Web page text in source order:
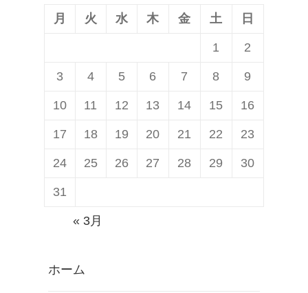
月 火 水 木 金 土 日
1 2
3 4 5 6 7 8 9
10 11 12 13 14 15 16
17 18 19 20 21 22 23
24 25 26 27 28 29 30
31
« 3月
ホーム